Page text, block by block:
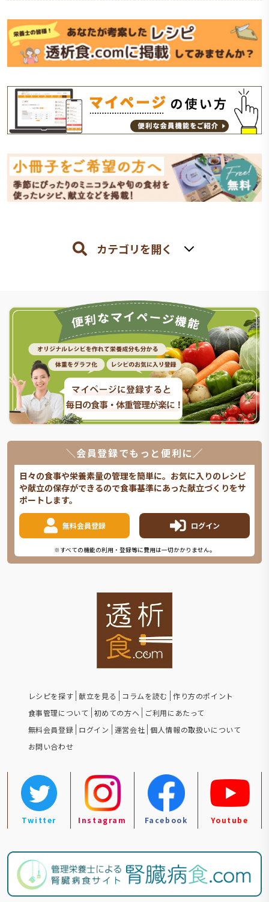
カテゴリを開く
＼会員登録でもっと便利に／
日々の食事や栄養素量の管理を簡単に。お気に入りのレシピ
や献立の保存ができるので食事基準にあった献立づくりをサ
ポートします。
無料会員登録 ログイン
※すべての機能の利用・登録等に費用は一切かかりません。
レシピを探す 献立を見る コラムを読む
作り方のポイント
食事管理について
初めての方へ
ご利用にあたって
無料会員登録 ログイン 運営会社 個人情報の取扱いについて
お問い合わせ
Twitter Instagram Facebook Youtube